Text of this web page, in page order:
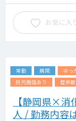
お気に入
常勤 病院 ゆっ
託児施設あり
症例
【静岡県×
人 / 勤務内容